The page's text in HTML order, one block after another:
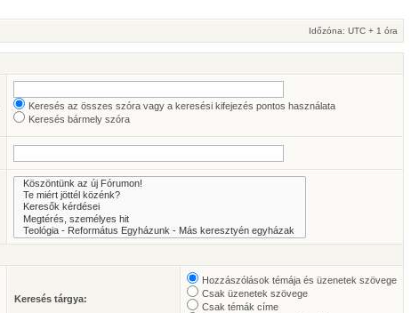
Időzóna: UTC + 1 óra
Keresés az összes szóra vagy a keresési kifejezés pontos használata
Keresés bármely szóra
Keresés tárgya:
Hozzászólások témája és üzenetek szövege
Csak üzenetek szövege
Csak témák címe